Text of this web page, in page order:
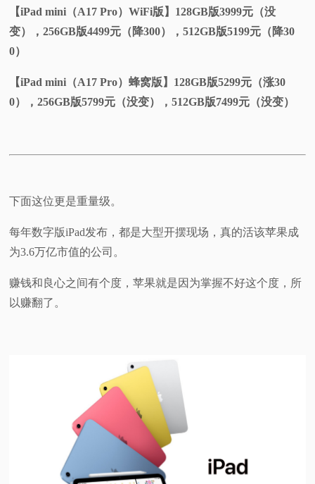
【iPad mini（A17 Pro）WiFi版】128GB版3999元（没
变），256GB版4499元（降300），512GB版5199元（降30
0）
【iPad mini（A17 Pro）蜂窝版】128GB版5299元（涨30
0），256GB版5799元（没变），512GB版7499元（没变）
下面这位更是重量级。
每年数字版iPad发布，都是大型开摆现场，真的活该苹果成
为3.6万亿市值的公司。
赚钱和良心之间有个度，苹果就是因为掌握不好这个度，所
以赚翻了。